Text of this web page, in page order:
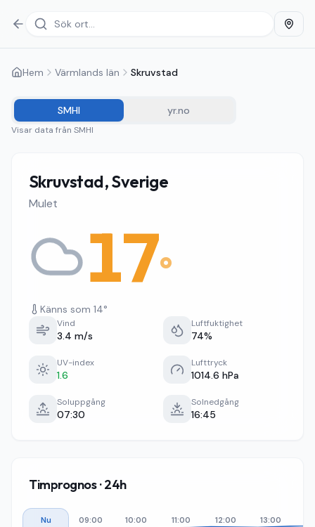
Hem Värmlands län Skruvstad
SMHI yr.no
Visar data från SMHI
Skruvstad, Sverige
Mulet
17°
Känns som 14°
Vind
3.4 m/s
Luftfuktighet
74%
UV-index
1.6
Lufttryck
1014.6 hPa
Soluppgång
07:30
Solnedgång
16:45
Timprognos · 24h
Nu 09:00 10:00 11:00 12:00 13:00